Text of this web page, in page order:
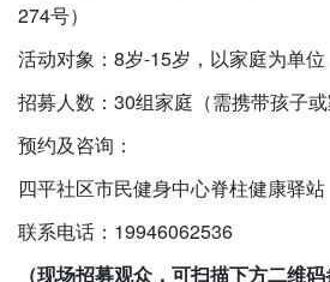
274号）
活动对象：8岁-15岁，以家庭为单
招募人数：30组家庭（需携带孩子或
预约及咨询：
四平社区市民健身中心脊柱健康驿站
联系电话：19946062536
（现场招募观众，可扫描下方二维